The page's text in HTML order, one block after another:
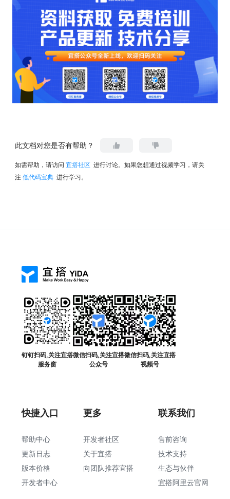
此文档对您是否有帮助？
如需帮助，请访问 宜搭社区 进行讨论。如果您想通过视频学习，请关
注 低代码宝典 进行学习。
钉钉扫码,关注宜搭
服务窗
微信扫码,关注宜搭
公众号
微信扫码,关注宜搭
视频号
快捷入口
帮助中心
更新日志
版本价格
开发者中心
更多
开发者社区
关于宜搭
向团队推荐宜搭
联系我们
售前咨询
技术支持
生态与伙伴
宜搭阿里云官网